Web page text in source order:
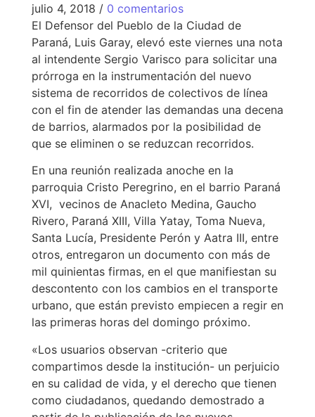
julio 4, 2018 / 0 comentarios
El Defensor del Pueblo de la Ciudad de
Paraná, Luis Garay, elevó este viernes una nota
al intendente Sergio Varisco para solicitar una
prórroga en la instrumentación del nuevo
sistema de recorridos de colectivos de línea
con el fin de atender las demandas una decena
de barrios, alarmados por la posibilidad de
que se eliminen o se reduzcan recorridos.
En una reunión realizada anoche en la
parroquia Cristo Peregrino, en el barrio Paraná
XVI, vecinos de Anacleto Medina, Gaucho
Rivero, Paraná XIII, Villa Yatay, Toma Nueva,
Santa Lucía, Presidente Perón y Aatra III, entre
otros, entregaron un documento con más de
mil quinientas firmas, en el que manifiestan su
descontento con los cambios en el transporte
urbano, que están previsto empiecen a regir en
las primeras horas del domingo próximo.
«Los usuarios observan -criterio que
compartimos desde la institución- un perjuicio
en su calidad de vida, y el derecho que tienen
como ciudadanos, quedando demostrado a